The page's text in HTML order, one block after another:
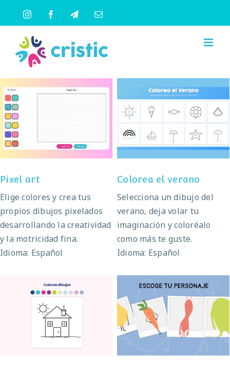
contenido
InstagramFacebookTelegramCorreo
Pixel art
Elige colores y crea tus
propios dibujos pixelados
desarrollando la creatividad
y la motricidad fina.
Idioma: Español
Colorea el verano
Colorea el verano
Selecciona un dibujo del
verano, deja volar tu
imaginación y coloréalo
como más te guste.
Idioma: Español
Colorea dibujos Crea tu personaje